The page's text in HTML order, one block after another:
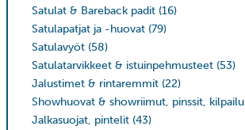
Satulat & Bareback padit (16)
Satulapatjat ja -huovat (79)
Satulavyöt (58)
Satulatarvikkeet & istuinpehmusteet (53)
Jalustimet & rintaremmit (22)
Showhuovat & showriimut, pinssit, kilpailu
Jalkasuojat, pintelit (43)